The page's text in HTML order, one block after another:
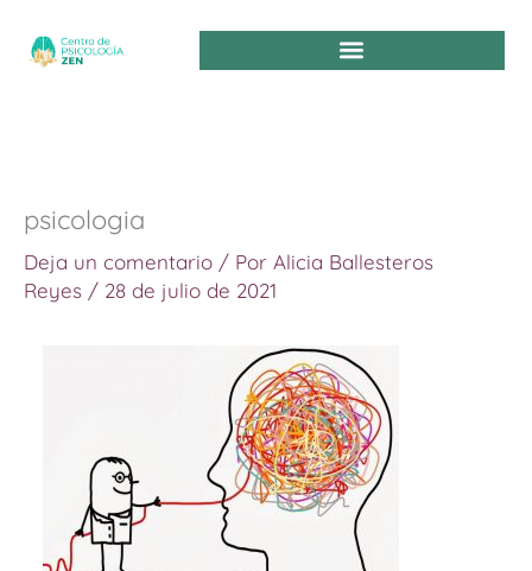
psicologia
Deja un comentario / Por Alicia Ballesteros
Reyes / 28 de julio de 2021